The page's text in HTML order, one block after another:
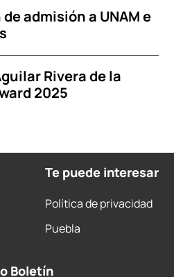
admisión a UNAM e
Rivera de la
2025
Te puede interesar
Política de privacidad
Puebla
Boletín